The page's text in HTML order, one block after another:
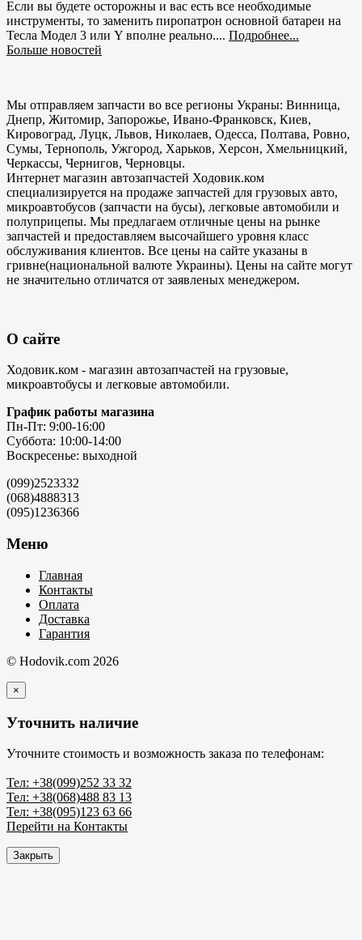
Если вы будете осторожны и вас есть все необходимые
инструменты, то заменить пиропатрон основной батареи на
Тесла Модел 3 или Y вполне реально.... Подробнее...
Больше новостей
Мы отправляем запчасти во все регионы Украны: Винница,
Днепр, Житомир, Запорожье, Ивано-Франковск, Киев,
Кировоград, Луцк, Львов, Николаев, Одесса, Полтава, Ровно,
Сумы, Тернополь, Ужгород, Харьков, Херсон, Хмельницкий,
Черкассы, Чернигов, Черновцы.
Интернет магазин автозапчастей Ходовик.ком
специализируется на продаже запчастей для грузовых авто,
микроавтобусов (запчасти на бусы), легковые автомобили и
полуприцепы. Мы предлагаем отличные цены на рынке
запчастей и предоставляем высочайшего уровня класс
обслуживания клиентов. Все цены на сайте указаны в
гривне(национальной валюте Украины). Цены на сайте могут
не значительно отличатся от заявленых менеджером.
О сайте
Ходовик.ком - магазин автозапчастей на грузовые,
микроавтобусы и легковые автомобили.
График работы магазина
Пн-Пт: 9:00-16:00
Суббота: 10:00-14:00
Воскресенье: выходной
(099)2523332
(068)4888313
(095)1236366
Меню
Главная
Контакты
Оплата
Доставка
Гарантия
© Hodovik.com 2026
×
Уточнить наличие
Уточните стоимость и возможность заказа по телефонам:
Тел: +38(099)252 33 32
Тел: +38(068)488 83 13
Тел: +38(095)123 63 66
Перейти на Контакты
Закрыть